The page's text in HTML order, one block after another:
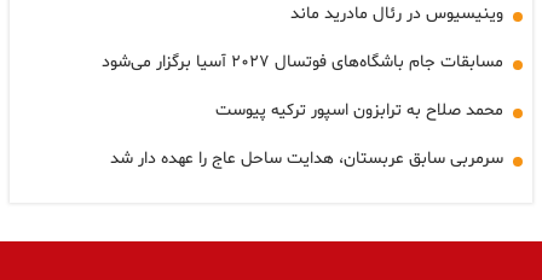
وینیسیوس در رئال مادرید ماند
مسابقات جام باشگاه‌های فوتسال ۲۰۲۷ آسیا برگزار می‌شود
محمد صلاح به ترابزون اسپور ترکیه پیوست
سرمربی سابق عربستان، هدایت ساحل عاج را عهده دار شد